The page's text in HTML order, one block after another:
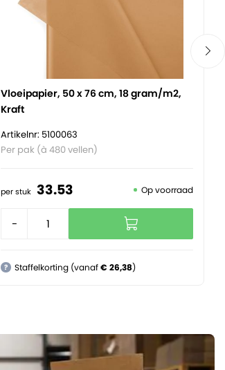
Vloeipapier, 50 x 76 cm, 18 gram/m2,
Kraft
Artikelnr: 5100063
Per pak (à 480 vellen)
per stuk 33.53 Op voorraad
-
? Staffelkorting (vanaf€ 26,38)